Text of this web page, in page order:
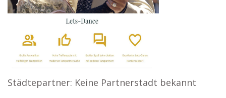
Städtepartner: Keine Partnerstadt bekannt